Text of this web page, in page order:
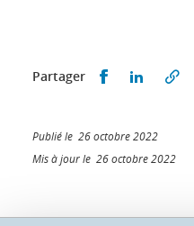
Partager Partager sur
Publié le 26 octobre 2022
Mis à jour le 26 octobre 2022